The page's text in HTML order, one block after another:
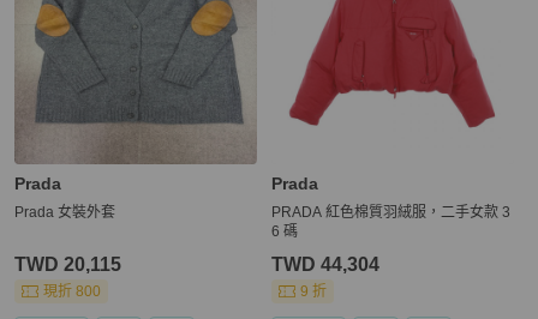
Prada
Prada 女裝外套
TWD 20,115
現折 800
Prada
PRADA 紅色棉質羽絨服，二手女款 3
6 碼
TWD 44,304
9 折